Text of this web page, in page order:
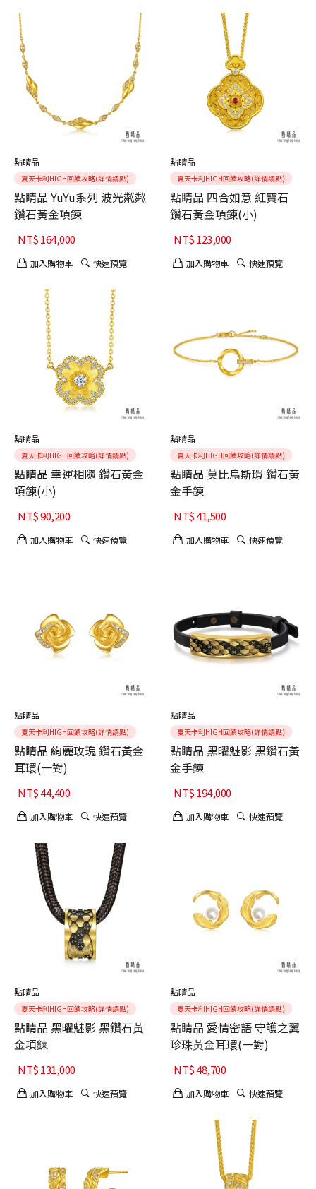
點睛品
夏天卡利HIGH回饋攻略(詳情請點)
點睛品 YuYu系列 波光粼粼
鑽石黃金項鍊
NT$164,000
加入購物車 快速預覽
點睛品
夏天卡利HIGH回饋攻略(詳情請點)
點睛品 四合如意 紅寶石
鑽石黃金項鍊(小)
NT$123,000
加入購物車 快速預覽
點睛品
夏天卡利HIGH回饋攻略(詳情請點)
點睛品 幸運相隨 鑽石黃金
項鍊(小)
NT$90,200
加入購物車 快速預覽
點睛品
夏天卡利HIGH回饋攻略(詳情請點)
點睛品 莫比烏斯環 鑽石黃
金手鍊
NT$41,500
加入購物車 快速預覽
點睛品
夏天卡利HIGH回饋攻略(詳情請點)
點睛品 絢麗玫瑰 鑽石黃金
耳環(一對)
NT$44,400
加入購物車 快速預覽
點睛品
夏天卡利HIGH回饋攻略(詳情請點)
點睛品 黑曜魅影 黑鑽石黃
金手鍊
NT$194,000
加入購物車 快速預覽
點睛品
夏天卡利HIGH回饋攻略(詳情請點)
點睛品 黑曜魅影 黑鑽石黃
金項鍊
NT$131,000
加入購物車 快速預覽
點睛品
夏天卡利HIGH回饋攻略(詳情請點)
點睛品 愛情密語 守護之翼
珍珠黃金耳環(一對)
NT$48,700
加入購物車 快速預覽